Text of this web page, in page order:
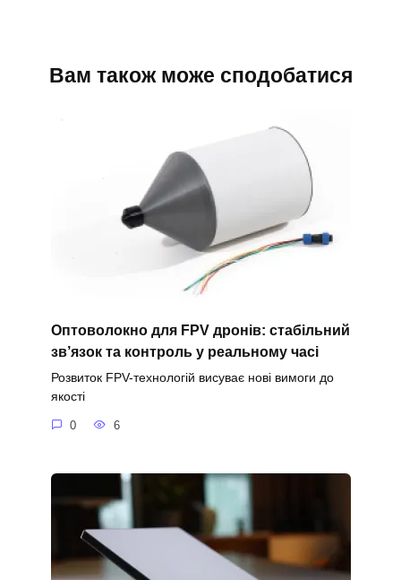
Вам також може сподобатися
Оптоволокно для FPV дронів: стабільний
зв’язок та контроль у реальному часі
Розвиток FPV-технологій висуває нові вимоги до
якості
0 6